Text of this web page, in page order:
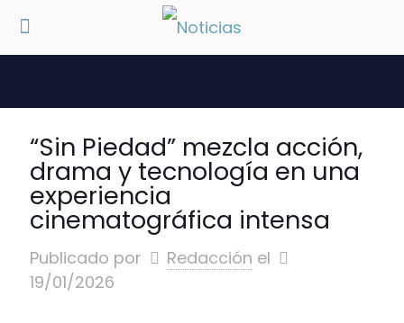
“Sin Piedad” mezcla acción,
drama y tecnología en una
experiencia
cinematográfica intensa
Publicado por Redacción el
19/01/2026